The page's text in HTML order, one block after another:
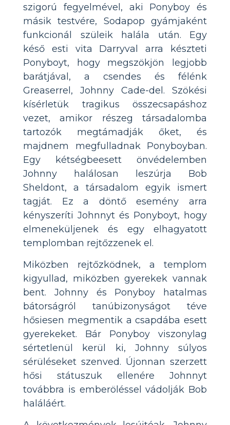
szigorú fegyelmével, aki Ponyboy és
másik testvére, Sodapop gyámjaként
funkcionál szüleik halála után. Egy
késő esti vita Darryval arra készteti
Ponyboyt, hogy megszökjön legjobb
barátjával, a csendes és félénk
Greaserrel, Johnny Cade-del. Szökési
kísérletük tragikus összecsapáshoz
vezet, amikor részeg társadalomba
tartozók megtámadják őket, és
majdnem megfulladnak Ponyboyban.
Egy kétségbeesett önvédelemben
Johnny halálosan leszúrja Bob
Sheldont, a társadalom egyik ismert
tagját. Ez a döntő esemény arra
kényszeríti Johnnyt és Ponyboyt, hogy
elmeneküljenek és egy elhagyatott
templomban rejtőzzenek el.
Miközben rejtőzködnek, a templom
kigyullad, miközben gyerekek vannak
bent. Johnny és Ponyboy hatalmas
bátorságról tanúbizonyságot téve
hősiesen megmentik a csapdába esett
gyerekeket. Bár Ponyboy viszonylag
sértetlenül kerül ki, Johnny súlyos
sérüléseket szenved. Újonnan szerzett
hősi státuszuk ellenére Johnnyt
továbbra is emberöléssel vádolják Bob
haláláért.